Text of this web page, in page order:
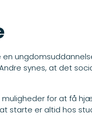
synes, at det
muligheder for at få
starte er altid hos